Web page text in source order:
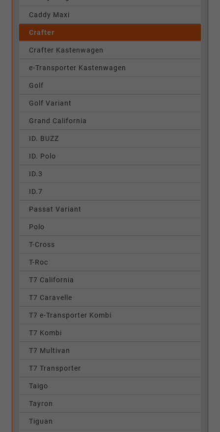
Caddy Maxi
Crafter
Crafter Kastenwagen
e-Transporter Kastenwagen
Golf
Golf Variant
Grand California
ID. BUZZ
ID. Polo
ID.3
ID.7
Passat Variant
Polo
T-Cross
T-Roc
T7 California
T7 Caravelle
T7 e-Transporter Kombi
T7 Kombi
T7 Multivan
T7 Transporter
Taigo
Tayron
Tiguan